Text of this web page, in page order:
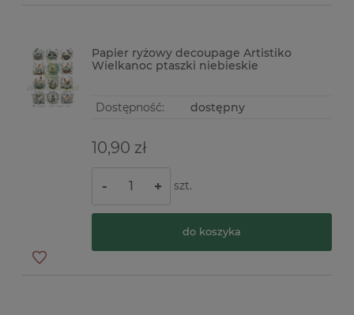
Papier ryżowy decoupage Artistiko
Wielkanoc ptaszki niebieskie
Dostępność: dostępny
10,90 zł
- + szt.
do koszyka